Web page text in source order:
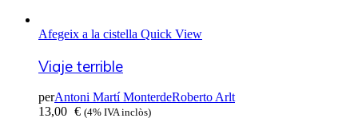
Afegeix a la cistella Quick View
Viaje terrible
perAntoni Martí MonterdeRoberto Arlt
13,00 € (4% IVA inclòs)